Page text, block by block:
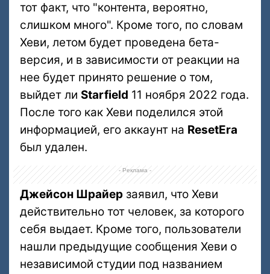
тот факт, что "контента, вероятно,
слишком много". Кроме того, по словам
Хеви, летом будет проведена бета-
версия, и в зависимости от реакции на
нее будет принято решение о том,
выйдет ли Starfield 11 ноября 2022 года.
После того как Хеви поделился этой
информацией, его аккаунт на ResetEra
был удален.
- Реклама -
Джейсон Шрайер заявил, что Хеви
действительно тот человек, за которого
себя выдает. Кроме того, пользователи
нашли предыдущие сообщения Хеви о
независимой студии под названием